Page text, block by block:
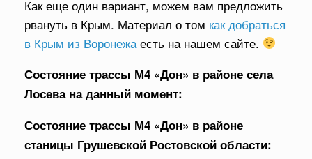
Как еще один вариант, можем вам предложить
рвануть в Крым. Материал о том как добраться
в Крым из Воронежа есть на нашем сайте.
Состояние трассы М4 «Дон» в районе села
Лосева на данный момент:
Состояние трассы М4 «Дон» в районе
станицы Грушевской Ростовской области: